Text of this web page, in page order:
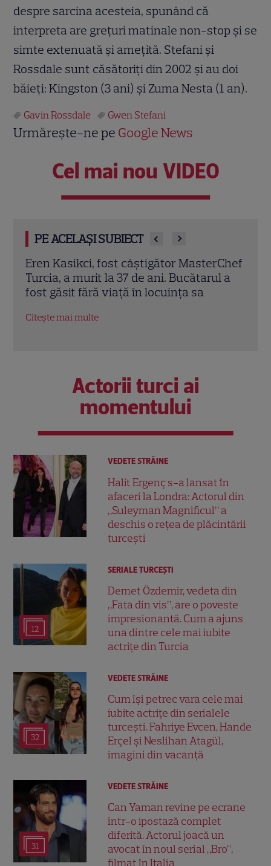
despre sarcina acesteia, spunând că
interpreta are greţuri matinale non-stop şi se
simte extenuată şi ameţită. Stefani şi
Rossdale sunt căsătoriţi din 2002 şi au doi
băieţi: Kingston (3 ani) şi Zuma Nesta (1 an).
Gavin Rossdale Gwen Stefani
Urmărește-ne pe Google News
Cel mai nou VIDEO
PE ACELAȘI SUBIECT
Trei cupluri revin la „Insula Iubirii –
Reuniuni”. Ce se întâmplă când se
întâlnesc din nou cu Radu Vâlcan
Citește mai multe
Actorii turci ai
momentului
VEDETE STRĂINE
Halit Ergenç s-a lansat în
afaceri la Londra: Actorul din
„Suleyman Magnificul” a
deschis o rețea de plăcintării
turcești
12
SERIALE TURCEŞTI
Demet Özdemir, vedeta din
„Fata din vis”, are o poveste
impresionantă. Cum a ajuns
una dintre cele mai iubite
actrițe din Turcia
32
VEDETE STRĂINE
Cum își petrec vara cele mai
iubite actrițe din serialele
turcești. Fahriye Evcen, Hande
Erçel și Neslihan Atagül,
imagini din vacanță
31
VEDETE STRĂINE
Can Yaman revine pe ecrane
într-o ipostază complet
diferită. Actorul joacă un
avocat în noul serial „Bro”,
filmat în Italia